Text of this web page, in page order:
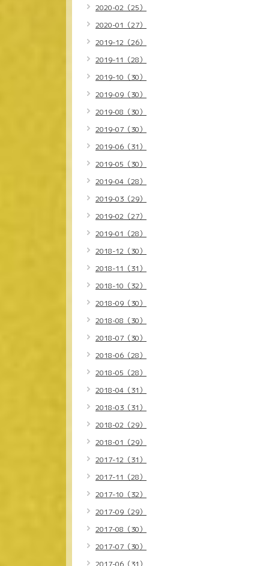
2020-02（25）
2020-01（27）
2019-12（26）
2019-11（28）
2019-10（30）
2019-09（30）
2019-08（30）
2019-07（30）
2019-06（31）
2019-05（30）
2019-04（28）
2019-03（29）
2019-02（27）
2019-01（28）
2018-12（30）
2018-11（31）
2018-10（32）
2018-09（30）
2018-08（30）
2018-07（30）
2018-06（28）
2018-05（28）
2018-04（31）
2018-03（31）
2018-02（29）
2018-01（29）
2017-12（31）
2017-11（28）
2017-10（32）
2017-09（29）
2017-08（30）
2017-07（30）
2017-06（31）